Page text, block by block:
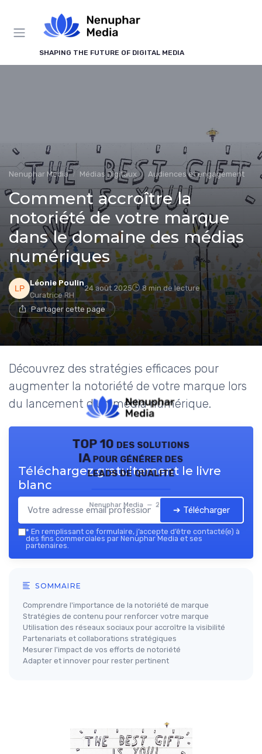
SHAPING THE FUTURE OF DIGITAL MEDIA
Nenuphar Media Médias Digitaux Audiences et engagement
Comment accroître la
notoriété de votre marque
dans le domaine des médias
numériques
Léonie Poulin
Curatrice RH
24 août 2025 8 min de lecture
Partager cette page
Découvrez des stratégies efficaces pour
augmenter la notoriété de votre marque lors
du lancement d'un média numérique.
TOP 10 des solutions
IA pour générer des
leads de qualité
Nenuphar Media — 2026
Téléchargez gratuitement le livre
blanc
➔ Télécharger
* En remplissant ce formulaire, j’accepte d’être contacté(e) à
des fins commerciales par Nenuphar Media et ses
partenaires.
SOMMAIRE
Comprendre l'importance de la notoriété de marque
Stratégies de contenu pour renforcer votre marque
Utilisation des réseaux sociaux pour accroître la visibilité
Partenariats et collaborations stratégiques
Mesurer l'impact de vos efforts de notoriété
Adapter et innover pour rester pertinent